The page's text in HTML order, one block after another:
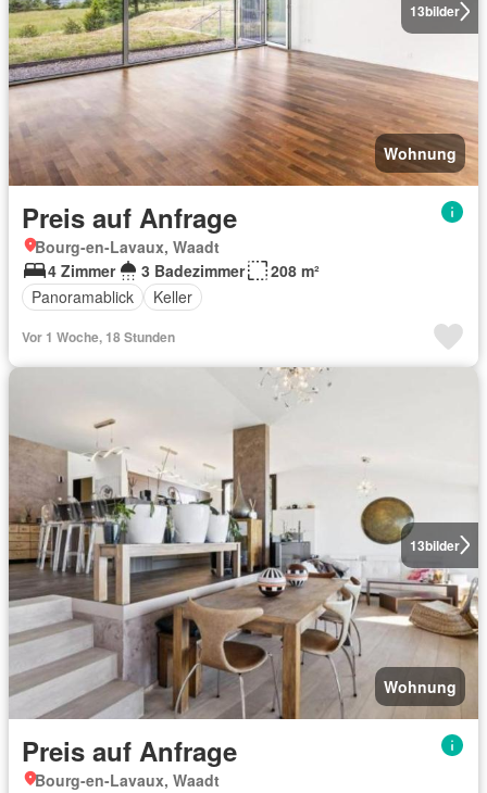
13bilder
Wohnung
Preis auf Anfrage
Bourg-en-Lavaux, Waadt
4 Zimmer
3 Badezimmer
208 m²
Panoramablick
Keller
Vor 1 Woche, 18 Stunden
13bilder
Wohnung
Preis auf Anfrage
Bourg-en-Lavaux, Waadt